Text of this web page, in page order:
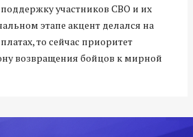
участников СВО и их
этапе акцент делался на
то сейчас приоритет
возвращения бойцов к мирной